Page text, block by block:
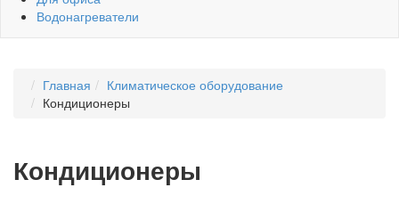
Водонагреватели
Главная
Климатическое оборудование
Кондиционеры
Кондиционеры